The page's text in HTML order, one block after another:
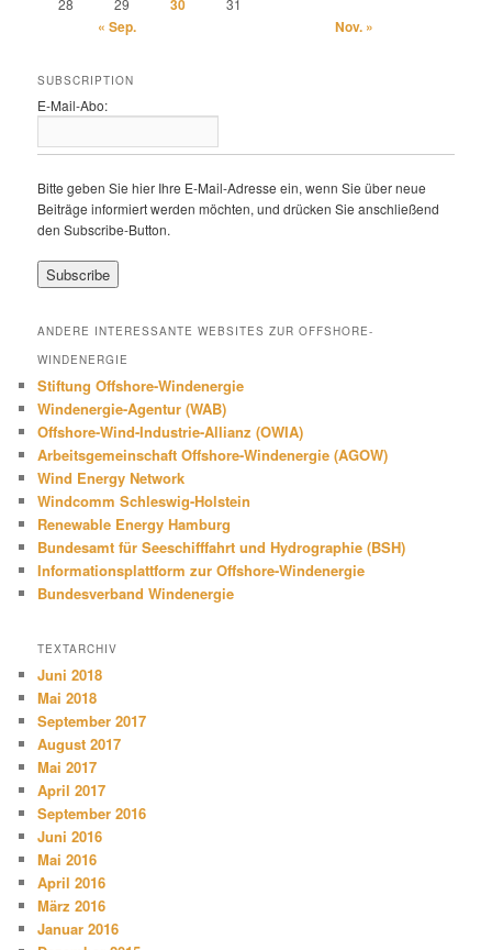
28 29 30 31
« Sep. Nov. »
SUBSCRIPTION
E-Mail-Abo:
Bitte geben Sie hier Ihre E-Mail-Adresse ein, wenn Sie über neue
Beiträge informiert werden möchten, und drücken Sie anschließend
den Subscribe-Button.
ANDERE INTERESSANTE WEBSITES ZUR OFFSHORE-
WINDENERGIE
Stiftung Offshore-Windenergie
Windenergie-Agentur (WAB)
Offshore-Wind-Industrie-Allianz (OWIA)
Arbeitsgemeinschaft Offshore-Windenergie (AGOW)
Wind Energy Network
Windcomm Schleswig-Holstein
Renewable Energy Hamburg
Bundesamt für Seeschifffahrt und Hydrographie (BSH)
Informationsplattform zur Offshore-Windenergie
Bundesverband Windenergie
TEXTARCHIV
Juni 2018
Mai 2018
September 2017
August 2017
Mai 2017
April 2017
September 2016
Juni 2016
Mai 2016
April 2016
März 2016
Januar 2016